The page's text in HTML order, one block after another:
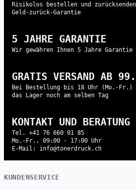
Risikolos bestellen und
Geld-zurück-Garantie
5 JAHRE GARANTIE
Wir gewähren Ihnen 5 Jahre
GRATIS VERSAND AB
Bei Bestellung bis 18 Uhr (Mo.-
das Lager noch am selben Tag
KONTAKT UND BERATUNG
Tel. +41 76 660 01 85
Mo.-Fr., 09:00 - 17:00 Uhr
E-Mail: info@tonerdruck.ch
KUNDENSERVICE